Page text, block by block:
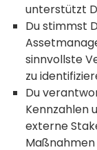
unterstützt
Du stimmst
sinnvollste
zu
Du
Kennzahlen
externe
Maßnahmen